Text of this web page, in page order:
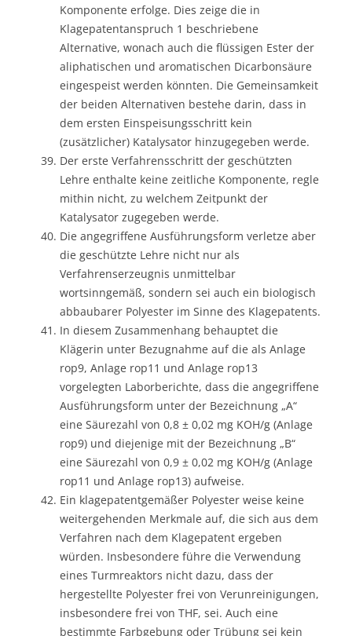
Komponente erfolge. Dies zeige die in
Klagepatentanspruch 1 beschriebene
Alternative, wonach auch die flüssigen Ester der
aliphatischen und aromatischen Dicarbonsäure
eingespeist werden könnten. Die Gemeinsamkeit
der beiden Alternativen bestehe darin, dass in
dem ersten Einspeisungsschritt kein
(zusätzlicher) Katalysator hinzugegeben werde.
Der erste Verfahrensschritt der geschützten
Lehre enthalte keine zeitliche Komponente, regle
mithin nicht, zu welchem Zeitpunkt der
Katalysator zugegeben werde.
Die angegriffene Ausführungsform verletze aber
die geschützte Lehre nicht nur als
Verfahrenserzeugnis unmittelbar
wortsinngemäß, sondern sei auch ein biologisch
abbaubarer Polyester im Sinne des Klagepatents.
In diesem Zusammenhang behauptet die
Klägerin unter Bezugnahme auf die als Anlage
rop9, Anlage rop11 und Anlage rop13
vorgelegten Laborberichte, dass die angegriffene
Ausführungsform unter der Bezeichnung „A“
eine Säurezahl von 0,8 ± 0,02 mg KOH/g (Anlage
rop9) und diejenige mit der Bezeichnung „B“
eine Säurezahl von 0,9 ± 0,02 mg KOH/g (Anlage
rop11 und Anlage rop13) aufweise.
Ein klagepatentgemäßer Polyester weise keine
weitergehenden Merkmale auf, die sich aus dem
Verfahren nach dem Klagepatent ergeben
würden. Insbesondere führe die Verwendung
eines Turmreaktors nicht dazu, dass der
hergestellte Polyester frei von Verunreinigungen,
insbesondere frei von THF, sei. Auch eine
bestimmte Farbgebung oder Trübung sei kein